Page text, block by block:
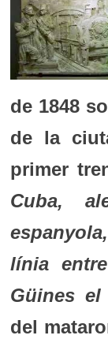
de 1848
de la
primer
Cuba,
línia
Güines el
del